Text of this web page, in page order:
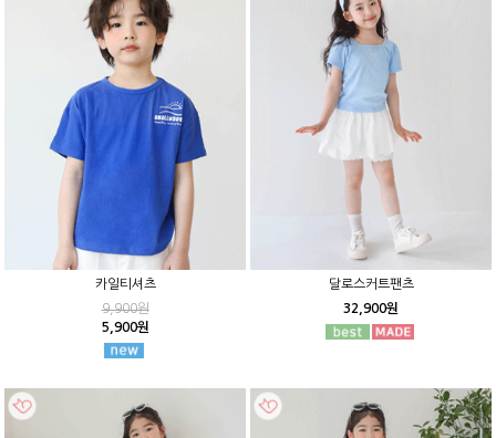
카일티셔츠
9,900원
5,900원
달로스커트팬츠
32,900원